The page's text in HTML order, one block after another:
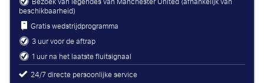
beschikbaarheid)
Gratis wedstrijdprogramma
3 uur voor de aftrap
1 uur na het laatste fluitsignaal
24/7 directe persoonlijke service